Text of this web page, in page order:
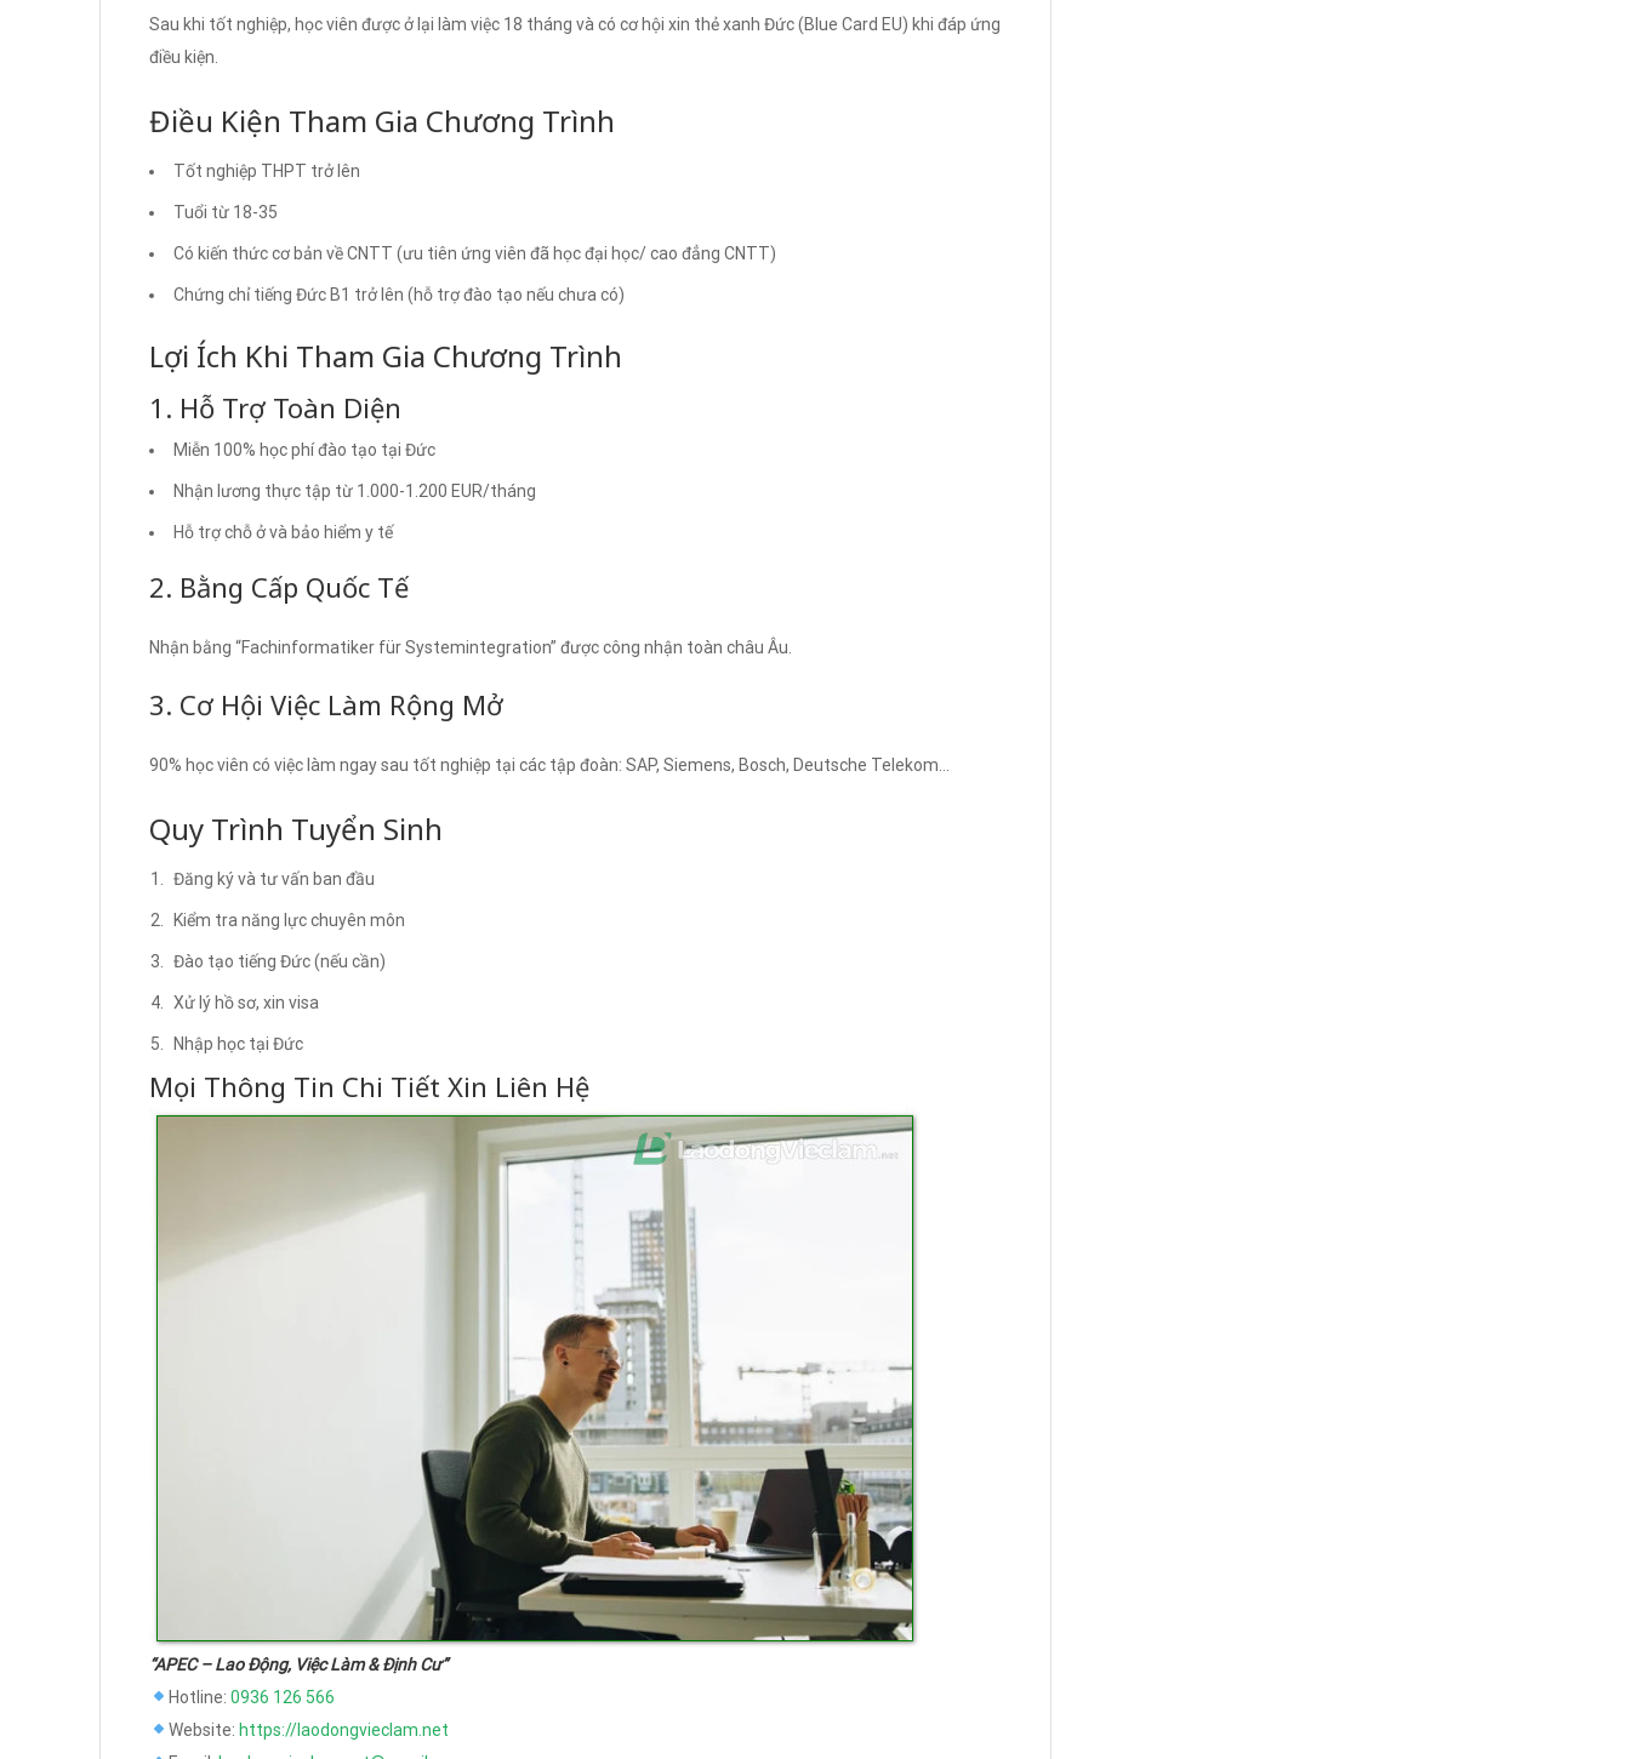
Sau khi tốt nghiệp, học viên được ở lại làm việc 18 tháng và có cơ hội xin thẻ xanh Đức (Blue Card EU) khi đáp ứng
điều kiện.
Điều Kiện Tham Gia Chương Trình
Tốt nghiệp THPT trở lên
Tuổi từ 18-35
Có kiến thức cơ bản về CNTT (ưu tiên ứng viên đã học đại học/ cao đẳng CNTT)
Chứng chỉ tiếng Đức B1 trở lên (hỗ trợ đào tạo nếu chưa có)
Lợi Ích Khi Tham Gia Chương Trình
1. Hỗ Trợ Toàn Diện
Miễn 100% học phí đào tạo tại Đức
Nhận lương thực tập từ 1.000-1.200 EUR/tháng
Hỗ trợ chỗ ở và bảo hiểm y tế
2. Bằng Cấp Quốc Tế
Nhận bằng “Fachinformatiker für Systemintegration” được công nhận toàn châu Âu.
3. Cơ Hội Việc Làm Rộng Mở
90% học viên có việc làm ngay sau tốt nghiệp tại các tập đoàn: SAP, Siemens, Bosch, Deutsche Telekom…
Quy Trình Tuyển Sinh
Đăng ký và tư vấn ban đầu
Kiểm tra năng lực chuyên môn
Đào tạo tiếng Đức (nếu cần)
Xử lý hồ sơ, xin visa
Nhập học tại Đức
Mọi Thông Tin Chi Tiết Xin Liên Hệ
“APEC – Lao Động, Việc Làm & Định Cư”
Hotline: 0936 126 566
Website: https://laodongvieclam.net